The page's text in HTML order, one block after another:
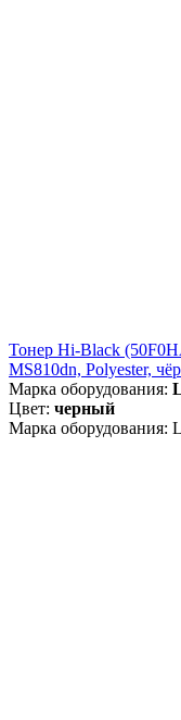
Тонер Hi-Black
MS810dn, Polyester,
Марка оборудования:
Цвет: черный
Марка оборудования: